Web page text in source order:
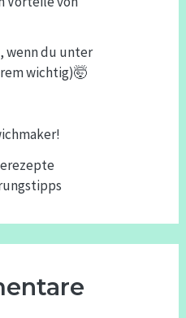
wenn du unter
wichtig)🤯